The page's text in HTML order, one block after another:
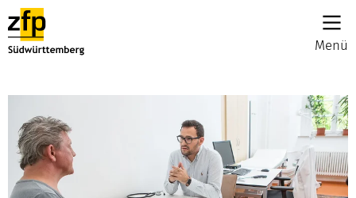
Menü